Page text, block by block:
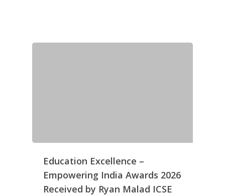
Education Excellence –
Empowering India Awards 2026
Received by Ryan Malad ICSE